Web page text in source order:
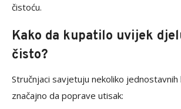
čistoću.
Kako da kupatilo uvijek
čisto?
Stručnjaci savjetuju nekoliko jednostavnih
značajno da poprave utisak: